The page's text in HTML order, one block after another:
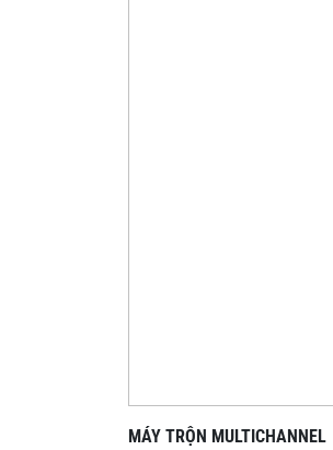
MÁY TRỘN MULTICHANNEL